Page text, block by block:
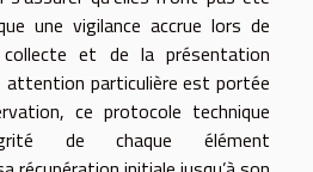
une vigilance accrue lors de
et de la présentation
attention particulière est portée
ce protocole technique
de chaque élément